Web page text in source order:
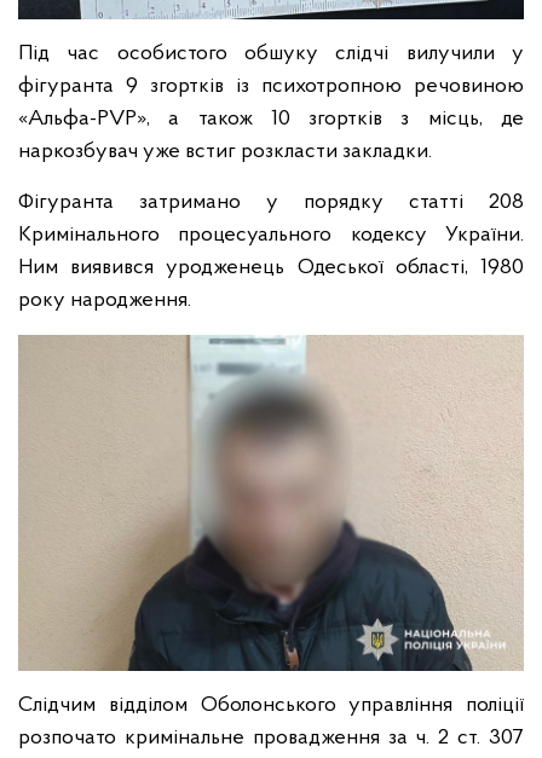
Під час особистого обшуку слідчі вилучили у
фігуранта 9 згортків із психотропною речовиною
«Альфа-PVP», а також 10 згортків з місць, де
наркозбувач уже встиг розкласти закладки.
Фігуранта затримано у порядку статті 208
Кримінального процесуального кодексу України.
Ним виявився уродженець Одеської області, 1980
року народження.
Слідчим відділом Оболонського управління поліції
розпочато кримінальне провадження за ч. 2 ст. 307